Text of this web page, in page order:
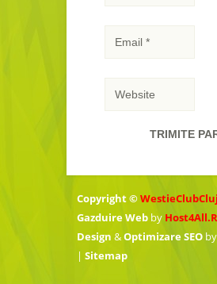
Copyright ©
Gazduire Web by
Design &Optimizare SEO by
| Sitemap